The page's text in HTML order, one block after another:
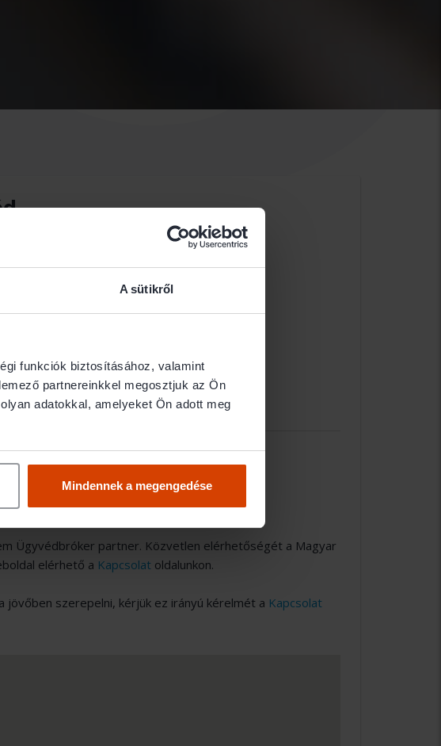
A sütikről
funkciók biztosításához, valamint
partnereinkkel megosztjuk az Ön
adatokkal, amelyeket Ön adott meg
Mindennek a megengedése
Ügyvédbróker partner. Közvetlen elérhetőségét a Magyar
elérhető a Kapcsolat oldalunkon.
szerepelni, kérjük ez irányú kérelmét a Kapcsolat